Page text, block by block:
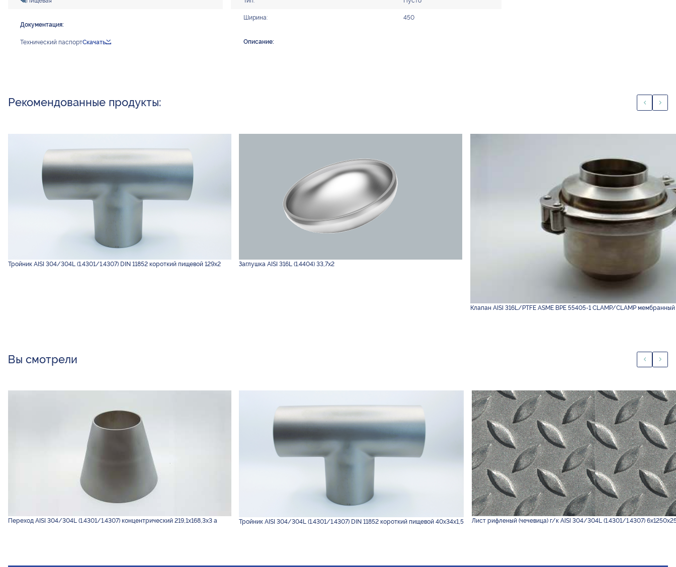
Документация:
Технический паспортСкачать
Ширина: 450
Описание:
Рекомендованные продукты:
Тройник AISI 304/304L (1.4301/1.4307) DIN 11852 короткий пищевой 129х2 Заглушка AISI 316L (1.4404) 33,7х2
Клапан AISI 316L/PTFE ASME BPE 55405-1 CLAMP/CLAMP мембранный
Вы смотрели
Переход AISI 304/304L (1.4301/1.4307) концентрический 219,1х168,3х3 а Тройник AISI 304/304L (1.4301/1.4307) DIN 11852 короткий пищевой 40х34х1,5 Лист рифленый (чечевица) г/к AISI 304/304L (1.4301/1.4307)